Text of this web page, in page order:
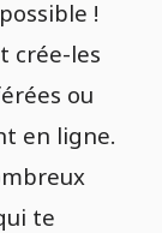
!
crée-les
ou
en ligne.
te